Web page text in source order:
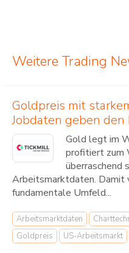
Weitere Trading
Goldpreis mit
Jobdaten geben
Gold legt im
profitiert zum
überraschend
Arbeitsmarktdaten. Damit
fundamentale Umfeld...
Arbeitsmarktdaten
Goldpreis
US-Arbeitsmarkt